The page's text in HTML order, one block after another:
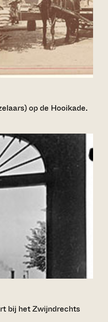
op de Hooikade.
bij het Zwijndrechts